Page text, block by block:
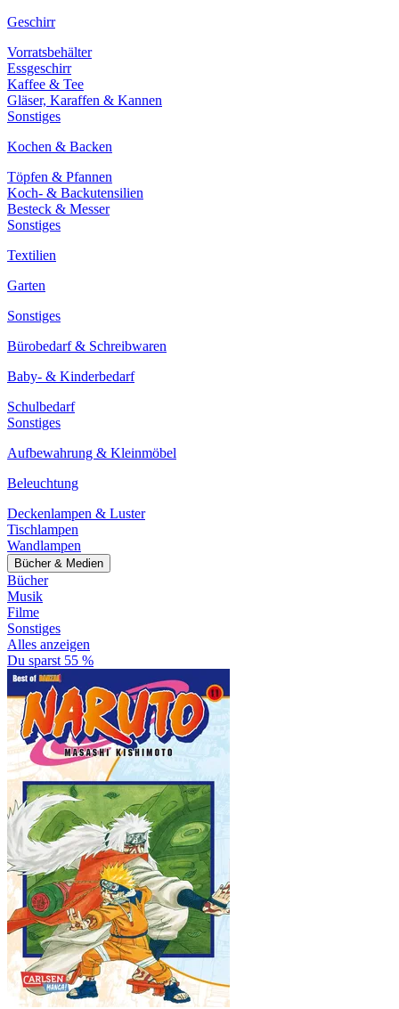
Geschirr
Vorratsbehälter
Essgeschirr
Kaffee & Tee
Gläser, Karaffen & Kannen
Sonstiges
Kochen & Backen
Töpfen & Pfannen
Koch- & Backutensilien
Besteck & Messer
Sonstiges
Textilien
Garten
Sonstiges
Bürobedarf & Schreibwaren
Baby- & Kinderbedarf
Schulbedarf
Sonstiges
Aufbewahrung & Kleinmöbel
Beleuchtung
Deckenlampen & Luster
Tischlampen
Wandlampen
Bücher & Medien
Bücher
Musik
Filme
Sonstiges
Alles anzeigen
Du sparst 55 %